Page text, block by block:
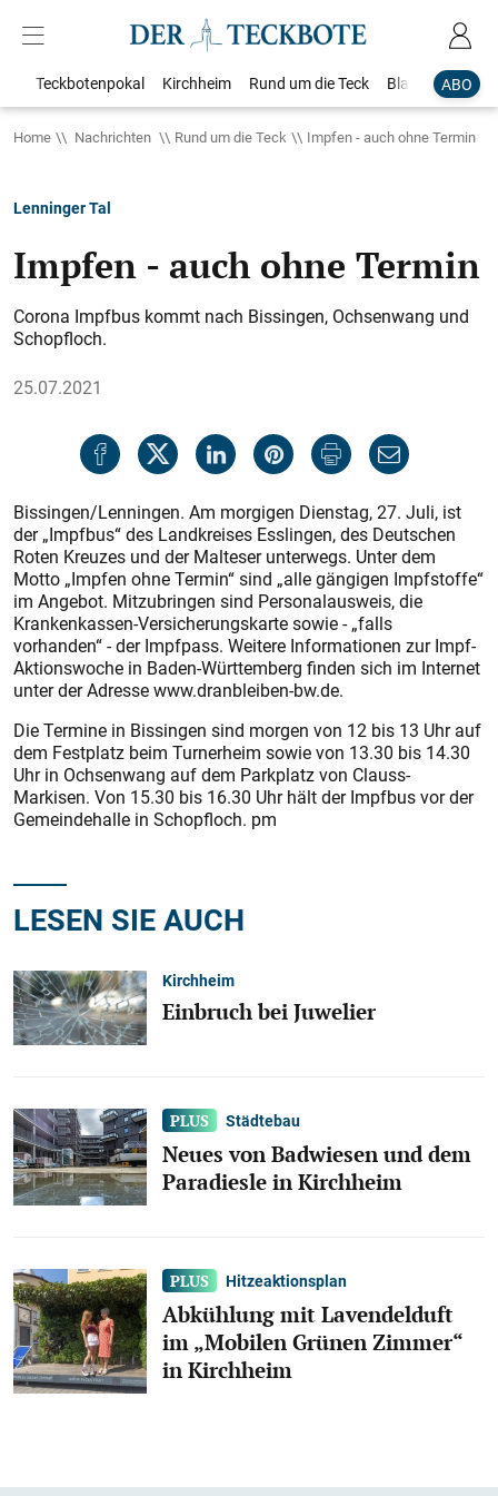
ABO
Teckbotenpokal Kirchheim Rund um die Teck Blaulicht
Home Nachrichten Rund um die Teck Impfen - auch ohne Termin
Lenninger Tal
Impfen - auch ohne Termin
Corona Impfbus kommt nach Bissingen, Ochsenwang und
Schopfloch.
25.07.2021
Bissingen/Lenningen. Am morgigen Dienstag, 27. Juli, ist
der „Impfbus“ des Landkreises Esslingen, des Deutschen
Roten Kreuzes und der Malteser unterwegs. Unter dem
Motto „Impfen ohne Termin“ sind „alle gängigen Impfstoffe“
im Angebot. Mitzubringen sind Personalausweis, die
Krankenkassen-Versicherungskarte sowie - „falls
vorhanden“ - der Impfpass. Weitere Informationen zur Impf-
Aktionswoche in Baden-Württemberg finden sich im Internet
unter der Adresse www.dranbleiben-bw.de.
Die Termine in Bissingen sind morgen von 12 bis 13 Uhr auf
dem Festplatz beim Turnerheim sowie von 13.30 bis 14.30
Uhr in Ochsenwang auf dem Parkplatz von ­Clauss-
Markisen. Von 15.30 bis 16.30 Uhr hält der Impfbus vor der
Gemeindehalle in Schopfloch. pm
LESEN SIE AUCH
Kirchheim
Einbruch bei Juwelier
Städtebau
Neues von Badwiesen und dem
Paradiesle in Kirchheim
Hitzeaktionsplan
Abkühlung mit Lavendelduft
im „Mobilen Grünen Zimmer“
in Kirchheim